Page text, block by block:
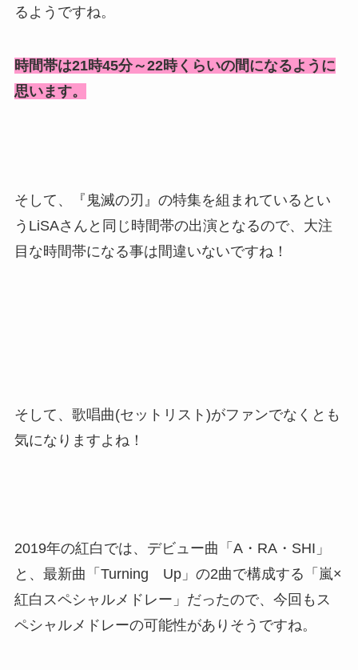
るようですね。
時間帯は21時45分～22時くらいの間になるように
思います。
そして、『鬼滅の刃』の特集を組まれているとい
うLiSAさんと同じ時間帯の出演となるので、大注
目な時間帯になる事は間違いないですね！
そして、歌唱曲(セットリスト)がファンでなくとも
気になりますよね！
2019年の紅白では、デビュー曲「A・RA・SHI」
と、最新曲「Turning Up」の2曲で構成する「嵐×
紅白スペシャルメドレー」だったので、今回もス
ペシャルメドレーの可能性がありそうですね。